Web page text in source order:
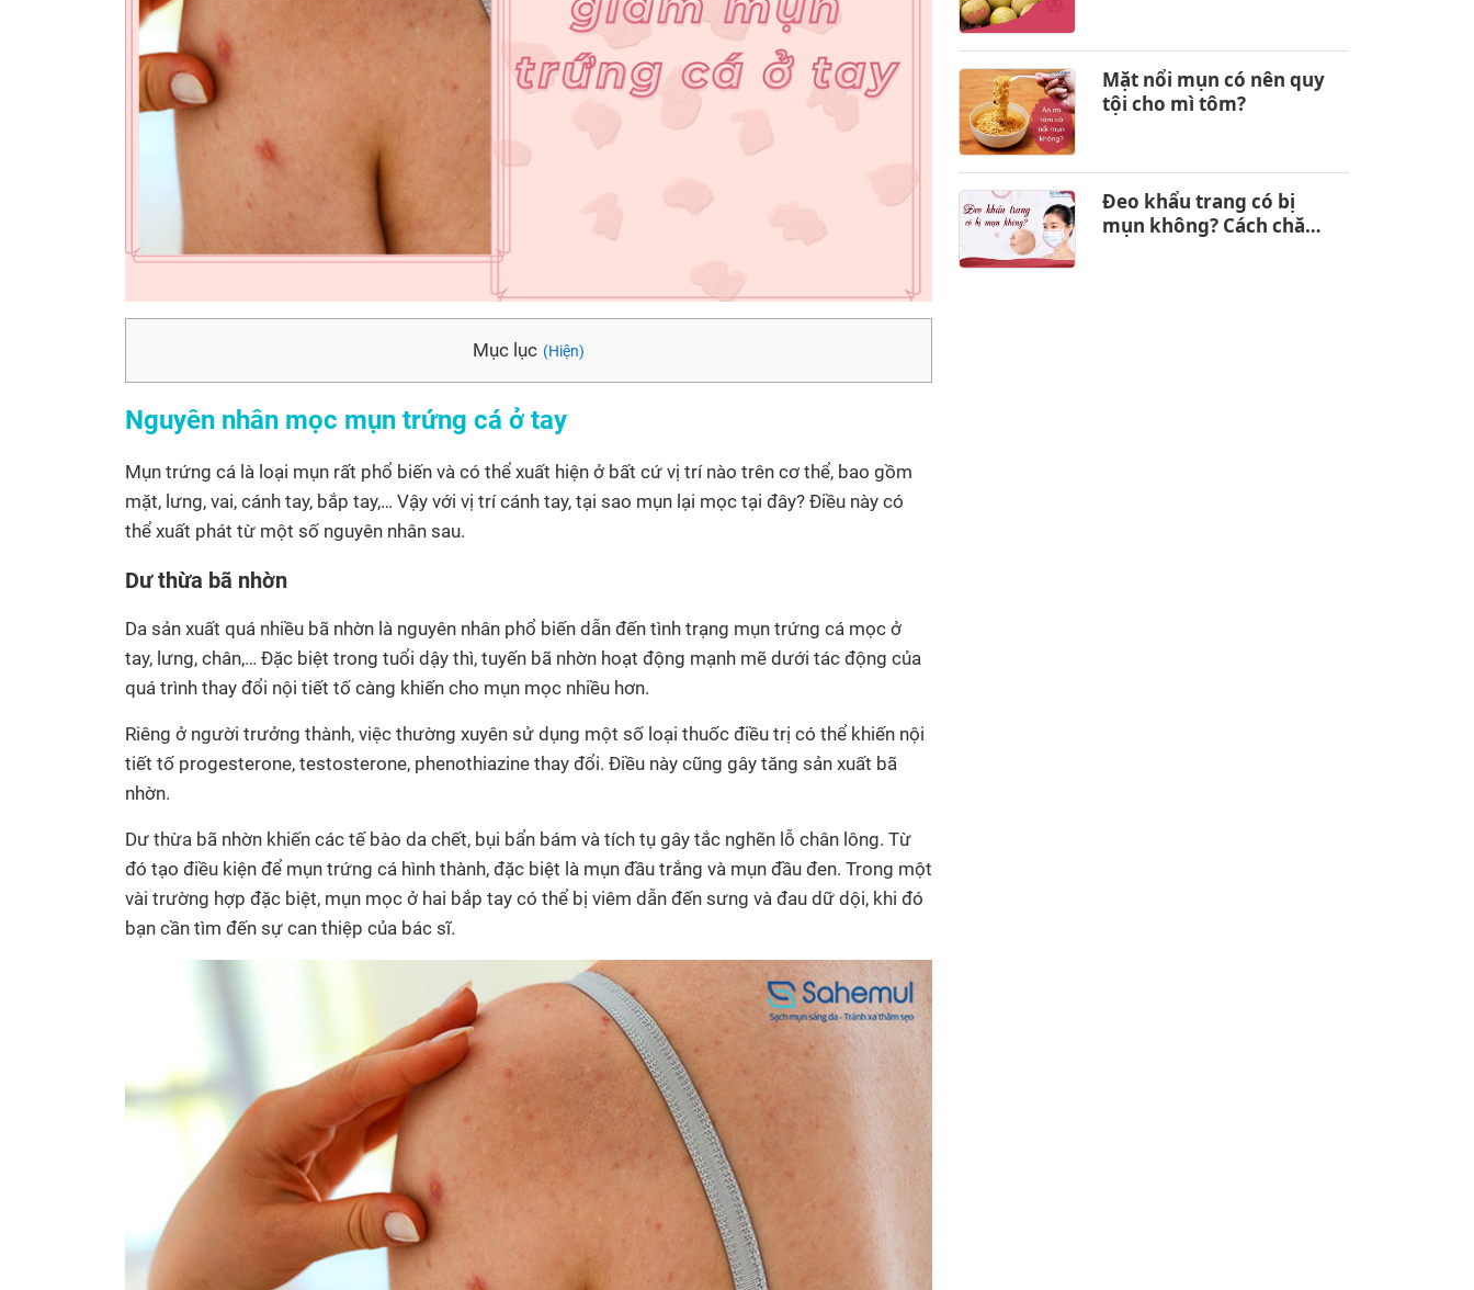
Mục lục (Hiện)
Nguyên nhân mọc mụn trứng cá ở tay
Mụn trứng cá là loại mụn rất phổ biến và có thể xuất hiện ở bất cứ vị trí nào trên cơ thể, bao gồm
mặt, lưng, vai, cánh tay, bắp tay,… Vậy với vị trí cánh tay, tại sao mụn lại mọc tại đây? Điều này có
thể xuất phát từ một số nguyên nhân sau.
Dư thừa bã nhờn
Da sản xuất quá nhiều bã nhờn là nguyên nhân phổ biến dẫn đến tình trạng mụn trứng cá mọc ở
tay, lưng, chân,… Đặc biệt trong tuổi dậy thì, tuyến bã nhờn hoạt động mạnh mẽ dưới tác động của
quá trình thay đổi nội tiết tố càng khiến cho mụn mọc nhiều hơn.
Riêng ở người trưởng thành, việc thường xuyên sử dụng một số loại thuốc điều trị có thể khiến nội
tiết tố progesterone, testosterone, phenothiazine thay đổi. Điều này cũng gây tăng sản xuất bã
nhờn.
Dư thừa bã nhờn khiến các tế bào da chết, bụi bẩn bám và tích tụ gây tắc nghẽn lỗ chân lông. Từ
đó tạo điều kiện để mụn trứng cá hình thành, đặc biệt là mụn đầu trắng và mụn đầu đen. Trong một
vài trường hợp đặc biệt, mụn mọc ở hai bắp tay có thể bị viêm dẫn đến sưng và đau dữ dội, khi đó
bạn cần tìm đến sự can thiệp của bác sĩ.
Mặt nổi mụn có nên quy
tội cho mì tôm?
Đeo khẩu trang có bị
mụn không? Cách chăm